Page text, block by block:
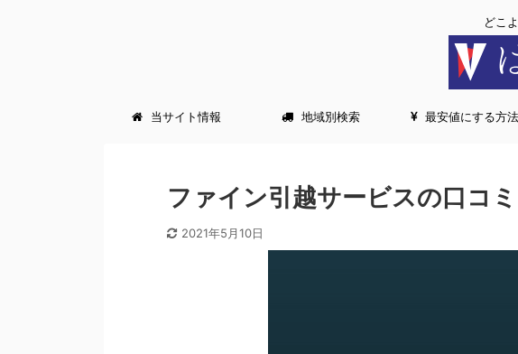
どこ
当サイト情報 地域別検索 最安値にする方法
ファイン引越サービスの口コ
2021年5月10日